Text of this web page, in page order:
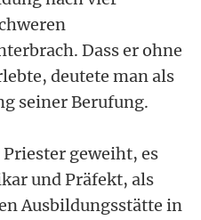
Dass er ohne
deutete man als
seiner Berufung.
geweiht, es
und Präfekt, als
Ausbildungsstätte in